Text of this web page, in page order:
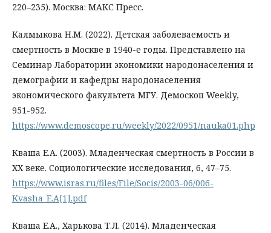
220–235). Москва: МАКС Пресс.
Калмыкова Н.М. (2022). Детская заболеваемость и
смертность в Москве в 1940-е годы. Представлено на
Семинар Лаборатории экономики народонаселения и
демографии и кафедры народонаселения
экономического факультета МГУ. Демоскоп Weekly,
951-952.
https://www.demoscope.ru/weekly/2022/0951/nauka01.php
Кваша Е.А. (2003). Младенческая смертность в России в
ХХ веке. Социологические исследования, 6, 47–75.
https://www.isras.ru/files/File/Socis/2003-06/006-
Kvasha_E.A[1].pdf
Кваша Е.А., Харькова Т.Л. (2014). Младенческая